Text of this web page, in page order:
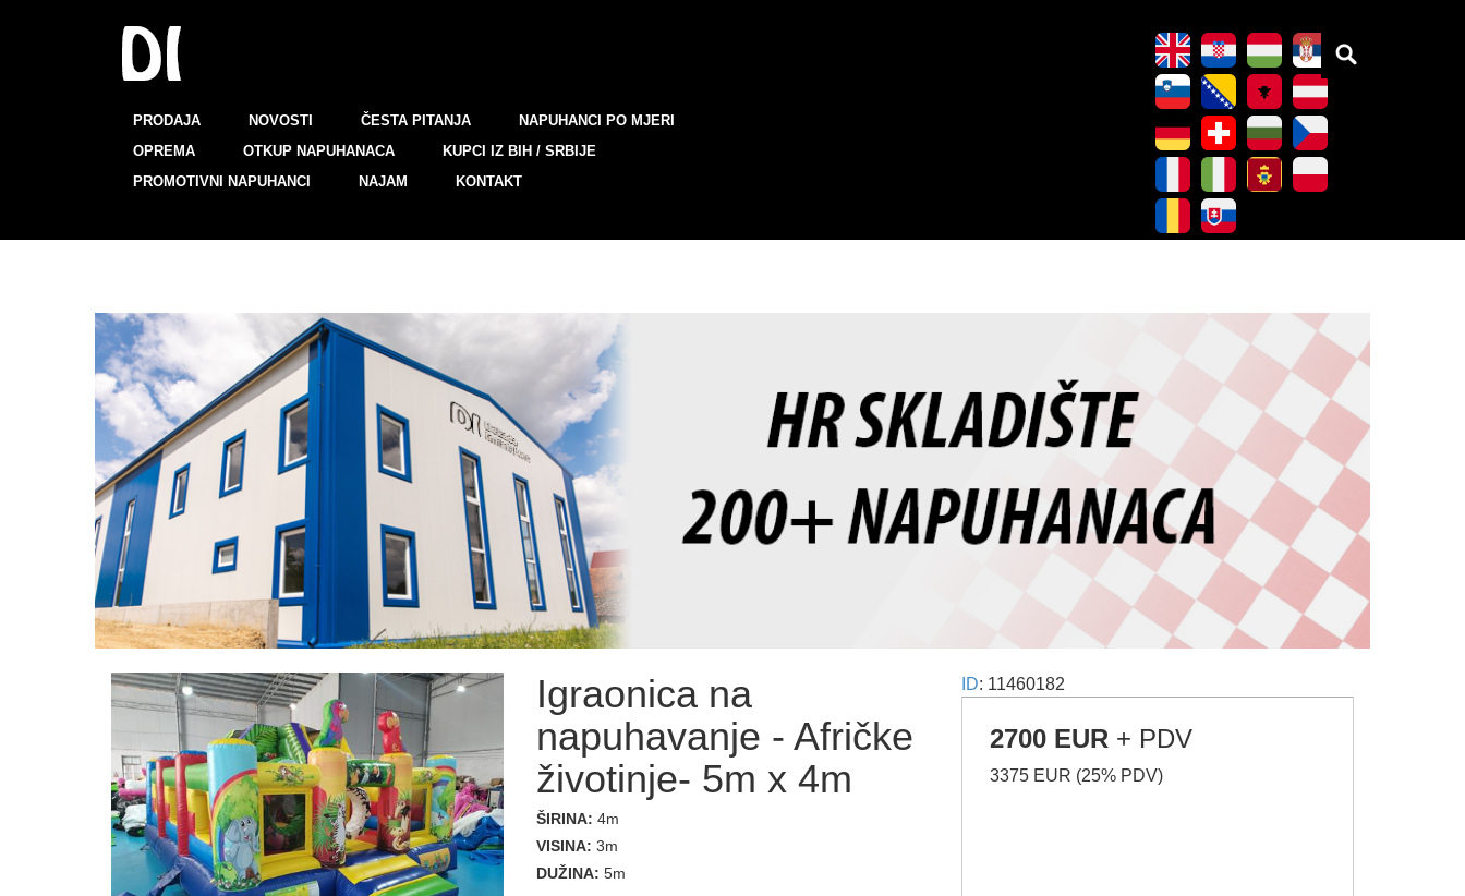
PRODAJA NOVOSTI ČESTA PITANJA
NAPUHANCI PO MJERI
OPREMA
OTKUP NAPUHANACA
KUPCI IZ BIH / SRBIJE
PROMOTIVNI NAPUHANCI
NAJAM KONTAKT
Igraonica na
napuhavanje - Afričke
životinje- 5m x 4m
ŠIRINA: 4m
VISINA: 3m
DUŽINA: 5m
ID: 11460182
2700 EUR + PDV
3375 EUR (25% PDV)